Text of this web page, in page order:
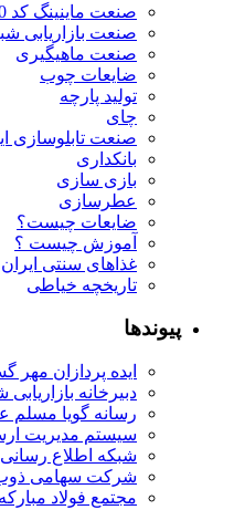
صنعت ماینینگ کد 10
صنعت بازاریابی
صنعت ماهیگیری
ضایعات چوب
تولید پارچه
چای
صنعت تابلوسازی
بانکداری
بازی سازی
عطرسازی
ضایعات چیست؟
آموزش چیست ؟
غذاهای سنتی ایران
تاریخچه خیاطی
پیوندها
ایده پردازان مهر
دبیرخانه
رسانه گویا مسلم
سیستم مدیریت
شبکه اطلاع رسانی
شرکت سهامی
مجتمع فولاد